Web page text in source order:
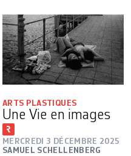
ARTS PLASTIQUES
Une Vie en images
MERCREDI 3 DÉCEMBRE 2025
SAMUEL SCHELLENBERG